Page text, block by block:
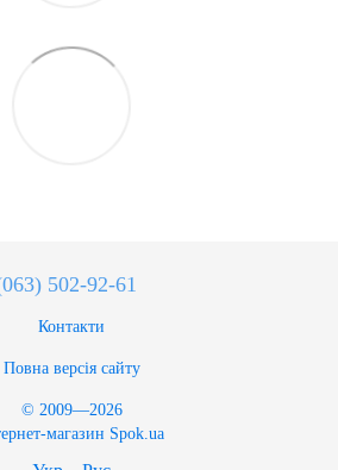
502-92-61
Контакти
Повна версія сайту
© 2009—2026
магазин Spok.ua